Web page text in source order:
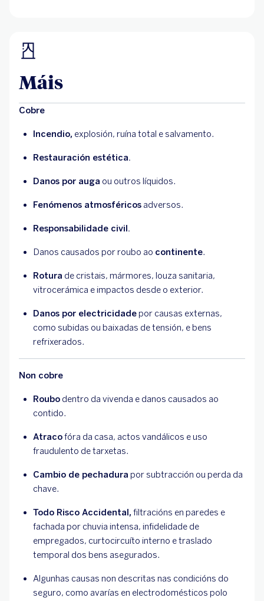
Máis
Cobre
Incendio, explosión, ruína total e salvamento.
Restauración estética.
Danos por auga ou outros líquidos.
Fenómenos atmosféricos adversos.
Responsabilidade civil.
Danos causados por roubo ao continente.
Rotura de cristais, mármores, louza sanitaria,
vitrocerámica e impactos desde o exterior.
Danos por electricidadepor causas externas,
como subidas ou baixadas de tensión, e bens
refrixerados.
Non cobre
Roubo dentro da vivenda e danos causados ao
contido.
Atracofóra da casa, actos vandálicos e uso
fraudulento de tarxetas.
Cambio de pechadura por subtracción ou perda da
chave.
Todo Risco Accidental,filtracións en paredes e
fachada por chuvia intensa, infidelidade de
empregados, curtocircuíto interno e traslado
temporal dos bens asegurados.
Algunhas causas non descritas nas condicións do
seguro, como avarías en electrodomésticos polo